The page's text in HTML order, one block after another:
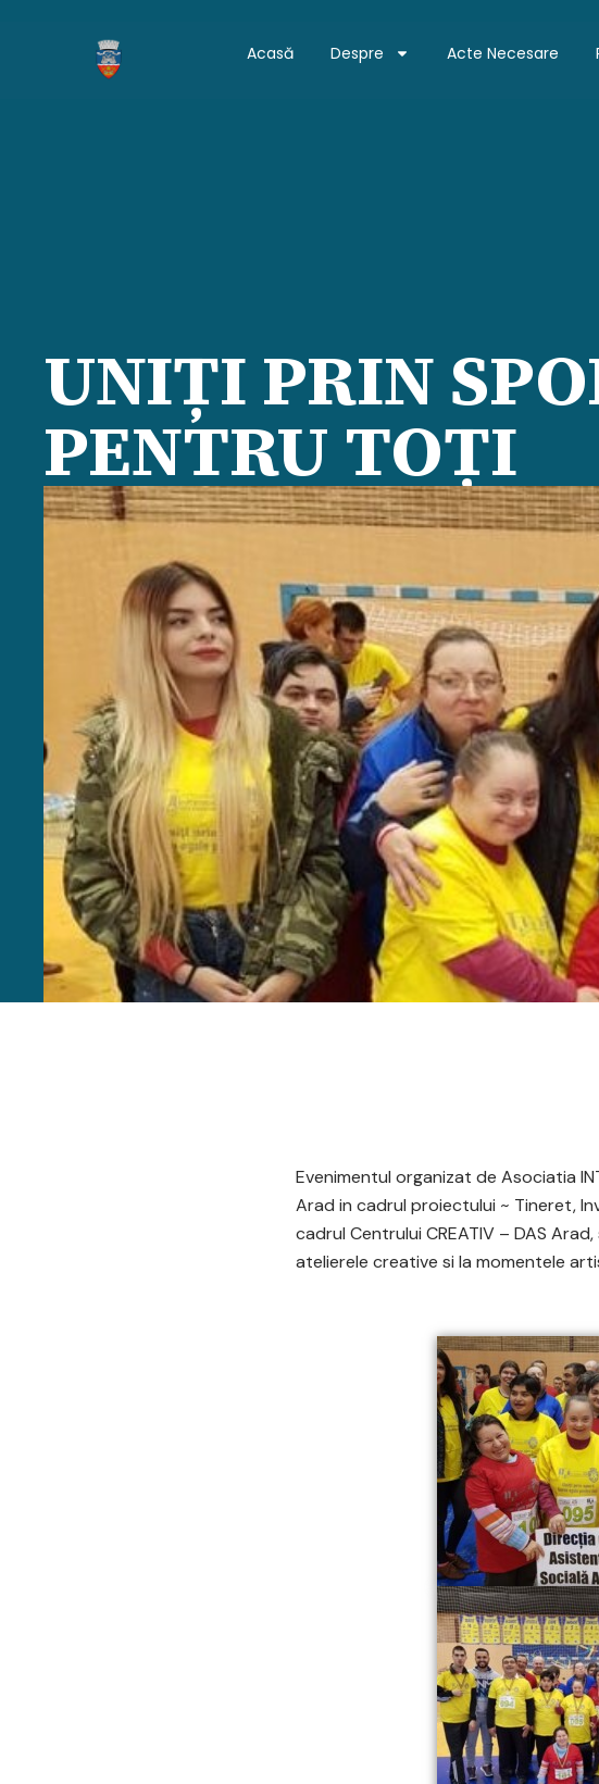
Acasă Despre Acte Necesare
UNIȚI PRIN
PENTRU TOȚI
Evenimentul organizat de Asociatia
Arad in cadrul proiectului ~ Tineret,
cadrul Centrului CREATIV – DAS
atelierele creative si la momentele